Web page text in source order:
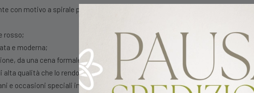
con motivo a spirale per donare un tocco di classe alla
rosso;
e moderna;
da una cena formale a un pranzo informale;
qualità che lo rendono resistente e durevole;
e occasioni speciali in cui servire frutta, pasticcini e